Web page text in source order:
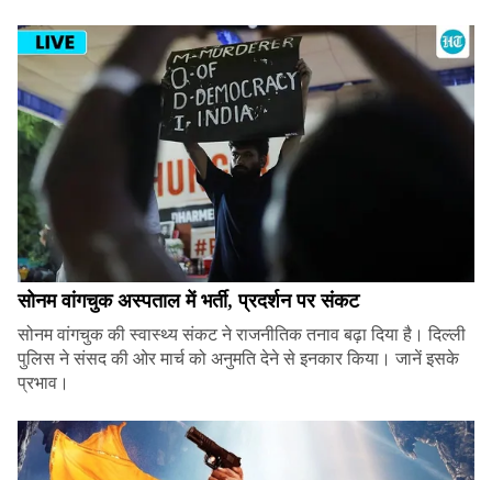
सोनम वांगचुक अस्पताल में भर्ती, प्रदर्शन पर संकट
सोनम वांगचुक की स्वास्थ्य संकट ने राजनीतिक तनाव बढ़ा दिया है। दिल्ली
पुलिस ने संसद की ओर मार्च को अनुमति देने से इनकार किया। जानें इसके
प्रभाव।